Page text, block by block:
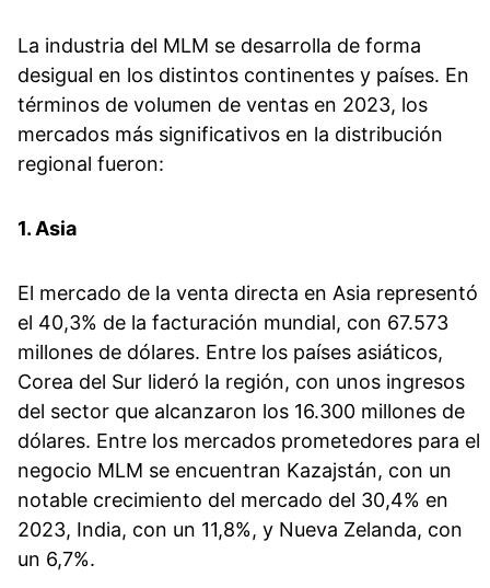
La industria del MLM se desarrolla de forma
desigual en los distintos continentes y países. En
términos de volumen de ventas en 2023, los
mercados más significativos en la distribución
regional fueron:
1. Asia
El mercado de la venta directa en Asia representó
el 40,3% de la facturación mundial, con 67.573
millones de dólares. Entre los países asiáticos,
Corea del Sur lideró la región, con unos ingresos
del sector que alcanzaron los 16.300 millones de
dólares. Entre los mercados prometedores para el
negocio MLM se encuentran Kazajstán, con un
notable crecimiento del mercado del 30,4% en
2023, India, con un 11,8%, y Nueva Zelanda, con
un 6,7%.